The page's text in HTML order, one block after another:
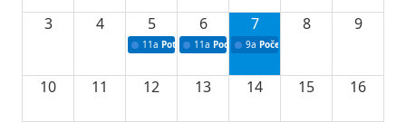
3 4 5
11a Potpisivanje ugovora o stipendijama za
6
11a Podrška razvoju vodne infrastrukture u
7
9a Početak izgradnje nove
8 9
10 11 12 13 14 15 16